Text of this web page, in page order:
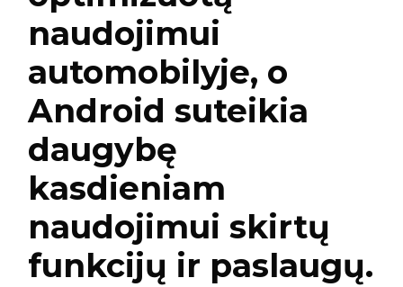
naudojimui
automobilyje, o
Android suteikia
daugybę
kasdieniam
naudojimui skirtų
funkcijų ir paslaugų.